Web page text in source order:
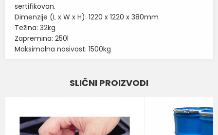
sertifikovan.
Dimenzije (L x W x H): 1220 x 1220 x 380mm
Težina: 32kg
Zapremina: 250l
Maksimalna nosivost: 1500kg
AKUMULACIONE PALETE ZA
Brend
ROMOLD
SLIČNI PROIZVODI